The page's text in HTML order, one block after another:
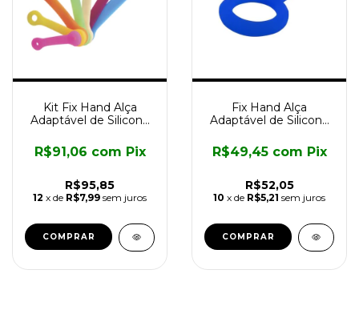
Kit Fix Hand Alça
Adaptável de Silicone
R$95,85
R$91,06 com Pix
12 x de R$7,99 sem juros
Fix Hand Alça
Adaptável de Silicone
3547
R$52,05
R$49,45 com Pix
10 x de R$5,21 sem juros